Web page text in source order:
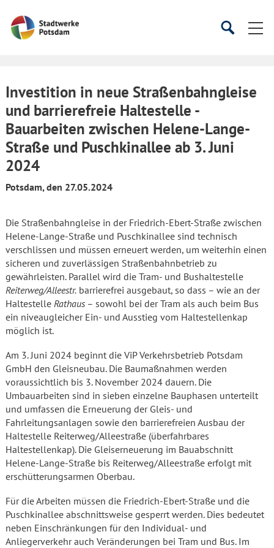
Startseite
SucheSuche
Investition in neue Straßenbahngleise
und barrierefreie Haltestelle -
Bauarbeiten zwischen Helene-Lange-
Straße und Puschkinallee ab 3. Juni
2024
Potsdam, den 27.05.2024
Die Straßenbahngleise in der Friedrich-Ebert-Straße zwischen
Helene-Lange-Straße und Puschkinallee sind technisch
verschlissen und müssen erneuert werden, um weiterhin einen
sicheren und zuverlässigen Straßenbahnbetrieb zu
gewährleisten. Parallel wird die Tram- und Bushaltestelle
Reiterweg/Alleestr. barrierefrei ausgebaut, so dass – wie an der
Haltestelle Rathaus – sowohl bei der Tram als auch beim Bus
ein niveaugleicher Ein- und Ausstieg vom Haltestellenkap
möglich ist.
Am 3. Juni 2024 beginnt die ViP Verkehrsbetrieb Potsdam
GmbH den Gleisneubau. Die Baumaßnahmen werden
voraussichtlich bis 3. November 2024 dauern. Die
Umbauarbeiten sind in sieben einzelne Bauphasen unterteilt
und umfassen die Erneuerung der Gleis- und
Fahrleitungsanlagen sowie den barrierefreien Ausbau der
Haltestelle Reiterweg/Alleestraße (überfahrbares
Haltestellenkap). Die Gleiserneuerung im Bauabschnitt
Helene-Lange-Straße bis Reiterweg/Alleestraße erfolgt mit
erschütterungsarmen Oberbau.
Für die Arbeiten müssen die Friedrich-Ebert-Straße und die
Puschkinallee abschnittsweise gesperrt werden. Dies bedeutet
neben Einschränkungen für den Individual- und
Anliegerverkehr auch Veränderungen bei Tram und Bus. Im